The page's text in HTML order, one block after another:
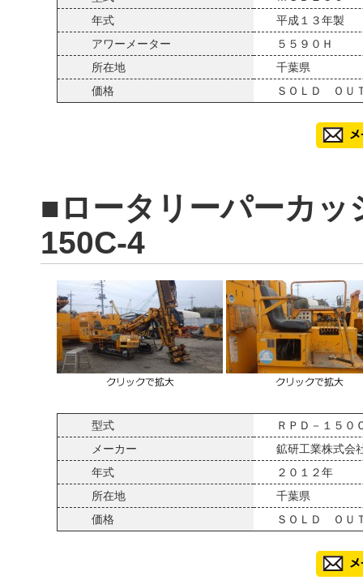
年式
平成１３年製
アワーメーター
５５９０Ｈ
所在地
千葉県
価格
ＳＯＬＤ ＯＵ
■ロータリーパーカ
150C-4
型式
ＲＰＤ－１５０
メーカー
鉱研工業株式会
年式
２０１２年
所在地
千葉県
価格
ＳＯＬＤ ＯＵ